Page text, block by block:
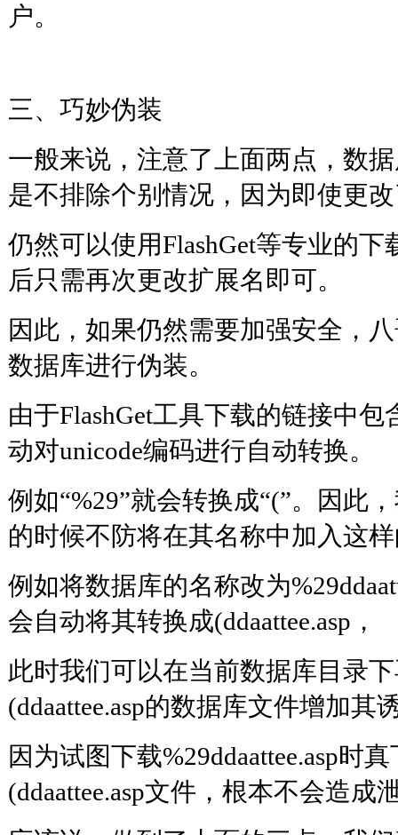
户。
三、巧妙伪装
一般来说，注意了上面两点，数
是不排除个别情况，因为即使更
仍然可以使用FlashGet等专业的
后只需再次更改扩展名即可。
因此，如果仍然需要加强安全，
数据库进行伪装。
由于FlashGet工具下载的链接中包
动对unicode编码进行自动转换。
例如“%29”就会转换成“(”。因此
的时候不防将在其名称中加入这
例如将数据库的名称改为
会自动将其转换成(ddaattee.asp，
此时我们可以在当前数据库目录
(ddaattee.asp的数据库文件增加其
因为试图下载%29ddaattee.asp时
(ddaattee.asp文件，根本不会